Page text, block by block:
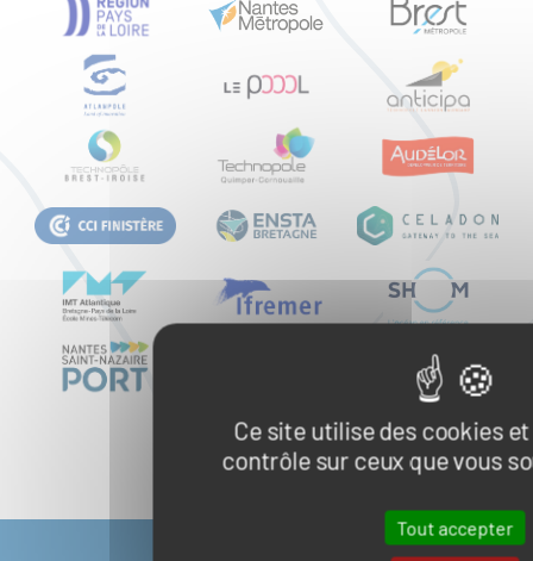
Ce site utilise des cookies
contrôle sur ceux que vous
Tout accepter